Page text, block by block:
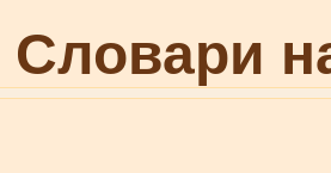
Словари